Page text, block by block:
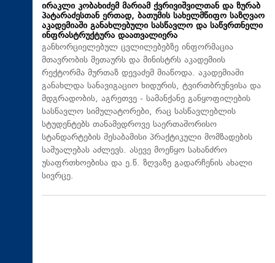
ირაკლი კობახიძემ მარიამ ქვრივიშვილთან და ზურაბ
პატარაძესთან ერთად, ბათუმის სახელმწიფო საზღვაო
აკადემიაში განახლებული სასწავლო და საწვრთნელი
ინფრასტრუქტურა დაათვალიერა
განხორციელებულ ცვლილებებზე ინფორმაცია
მთავრობის მეთაურს და მინისტრს აკადემიის
რექტორმა მურთაზ დევაძემ მიაწოდა. აკადემიაში
განახლდა სანავიგაციო ხიდურის, ტვირთბრუნვისა და
მდგრადობის, აგრეთვე - სამანქანე განყოფილების
სასწავლო სიმულატორები, რაც სასწავლებლის
სტუდენტებს თანამედროვე საერთაშორისო
სტანდარტების შესაბამისი პრაქტიკული მომზადების
საშუალებას აძლევს. ასევე მოეწყო სახანძრო
უსაფრთხოებისა და ე.წ. ზღვაზე გადარჩენის ახალი
სივრცე.